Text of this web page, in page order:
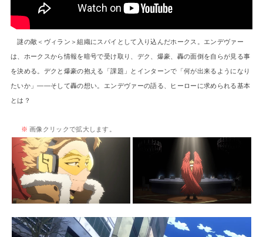
謎の敵＜ヴィラン＞組織にスパイとして入り込んだホークス。エンデヴァー
は、ホークスから情報を暗号で受け取り、デク、爆豪、轟の面倒を自らが見る事
を決める。デクと爆豪の抱える「課題」とインターンで「何が出来るようになり
たいか」――そして轟の想い。エンデヴァーの語る、ヒーローに求められる基本
とは？
※ 画像クリックで拡大します。